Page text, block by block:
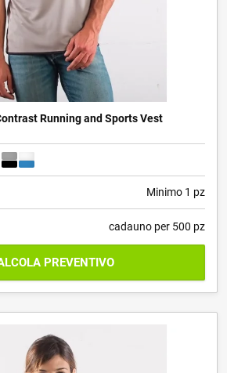
Running and Sports Vest
Minimo 1 pz
cadauno per 500 pz
PREVENTIVO